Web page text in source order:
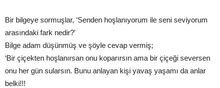
Bir bilgeye sormuşlar, ‘Senden hoşlanıyorum ile seni seviyorum
arasındaki fark nedir?'
Bilge adam düşünmüş ve şöyle cevap vermiş;
‘Bir çiçekten hoşlanırsan onu koparırsın ama bir çiçeği seversen
onu her gün sularsın. Bunu anlayan kişi yavaş yaşamı da anlar
belki!!!